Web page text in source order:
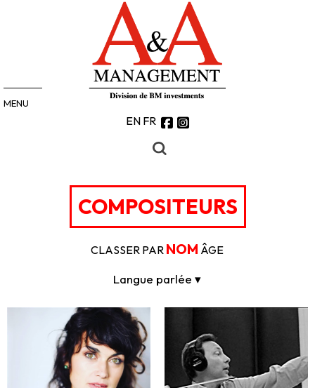
EN FR
COMPOSITEURS
MENU
CLASSER PAR NOM ÂGE
Langue parlée ▾